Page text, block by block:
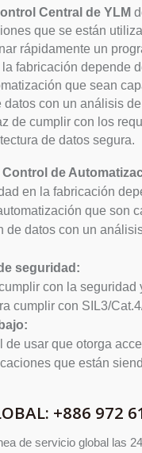
Central de YLM
que se están
rápidamente un
fabricación depende
que sean
con un análisis
de cumplir con los
de datos segura.
de
en la fabricación
que son
de datos con un
seguridad:
con la
cumplir con SIL3/
de usar que otorga
que están
+886 972
de servicio global las